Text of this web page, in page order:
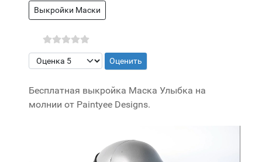
Выкройки Маски
Пожалуйста, оцените
Бесплатная выкройка Маска Улыбка на
молнии от Paintyee Designs.